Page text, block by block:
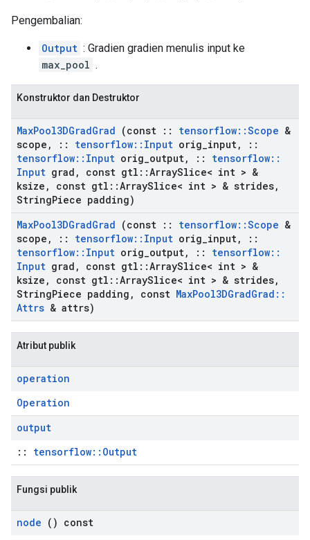
Pengembalian:
Output : Gradien gradien menulis input ke
max_pool .
Konstruktor dan Destruktor
MaxPool3DGradGrad (const :: tensorflow::Scope &
scope , :: tensorflow:: Input orig input,
::
tensorflow:: Input orig output, :: tensorflow::
Input grad , const gtl ::ArraySlice< int > &
ksize , const gtl ::ArraySlice< int > & strides,
StringPiece padding)
MaxPool3DGradGrad (const :: tensorflow::Scope &
scope , :: tensorflow:: Input orig input,
::
tensorflow:: Input orig output, :: tensorflow::
Input grad , const gtl ::ArraySlice< int > &
ksize , const gtl ::ArraySlice< int > & strides,
StringPiece padding , const MaxPool3DGradGrad ::
Attrs & attrs)
Atribut publik
operation
Operation
output
:: tensorflow::Output
Fungsi publik
node () const